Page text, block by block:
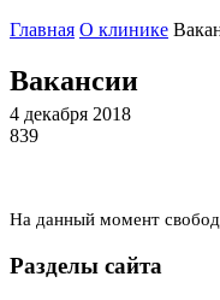
Главная О клинике
Вакансии
4 декабря 2018
839
На данный момент
Разделы сайта